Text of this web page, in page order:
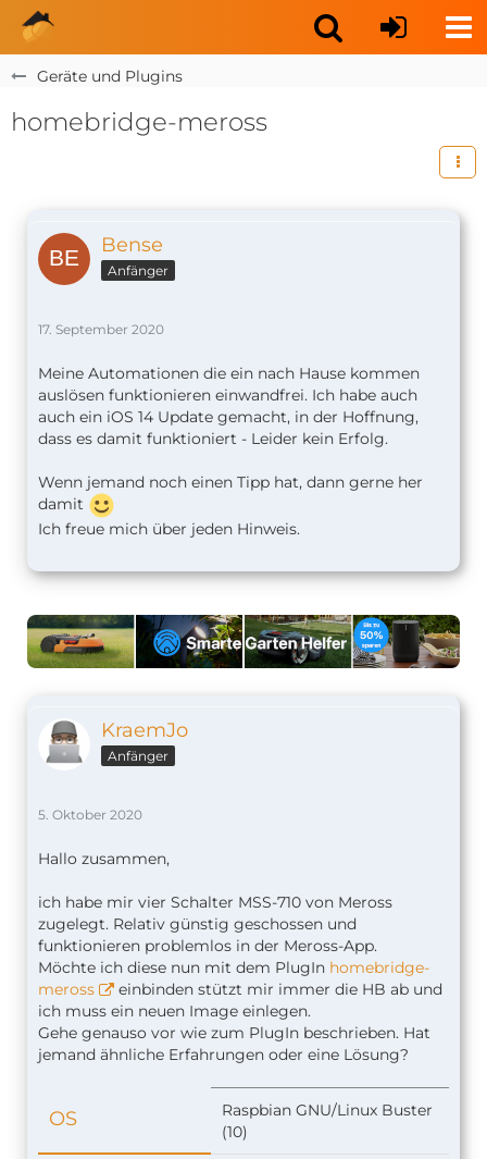
Geräte und Plugins
homebridge-meross
Bense
Anfänger
17. September 2020
Meine Automationen die ein nach Hause kommen
auslösen funktionieren einwandfrei. Ich habe auch
auch ein iOS 14 Update gemacht, in der Hoffnung,
dass es damit funktioniert - Leider kein Erfolg.
Wenn jemand noch einen Tipp hat, dann gerne her
damit
Ich freue mich über jeden Hinweis.
KraemJo
Anfänger
5. Oktober 2020
Hallo zusammen,
ich habe mir vier Schalter MSS-710 von Meross
zugelegt. Relativ günstig geschossen und
funktionieren problemlos in der Meross-App.
Möchte ich diese nun mit dem PlugIn homebridge-
meross
einbinden stützt mir immer die HB ab und
ich muss ein neuen Image einlegen.
Gehe genauso vor wie zum PlugIn beschrieben. Hat
jemand ähnliche Erfahrungen oder eine Lösung?
OS
Raspbian GNU/Linux Buster
(10)